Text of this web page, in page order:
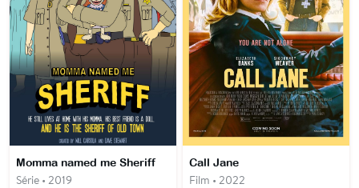
Momma named me Sheriff
Série • 2019
Call Jane
Film • 2022